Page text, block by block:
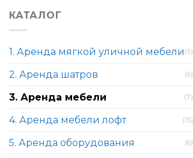
КАТАЛОГ
1. Аренда мягкой уличной мебели (5)
2. Аренда шатров (6)
3. Аренда мебели (7)
4. Аренда мебели лофт (15)
5. Аренда оборудования (6)